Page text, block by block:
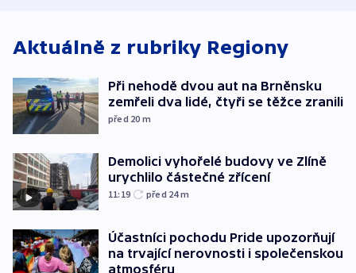
Aktuálně z rubriky Regiony
Při nehodě dvou aut na Brněnsku
zemřeli dva lidé, čtyři se těžce zranili
před 20 m
Demolici vyhořelé budovy ve Zlíně
urychlilo částečné zřícení
11:19 před 24m
Účastníci pochodu Pride upozorňují
na trvající nerovnosti i společenskou
atmosféru